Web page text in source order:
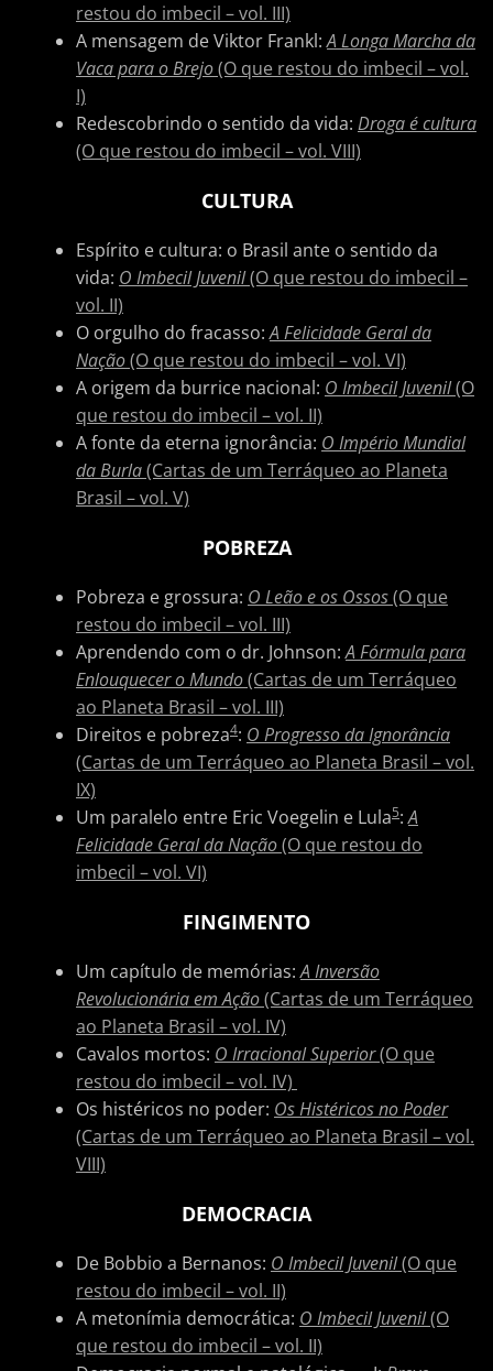
restou do imbecil – vol. III)
A mensagem de Viktor Frankl:A Longa Marcha da
Vaca para o Brejo(O que restou do imbecil – vol.
I)
Redescobrindo o sentido da vida: Droga é cultura
(O que restou do imbecil – vol. VIII)
CULTURA
Espírito e cultura: o Brasil ante o sentido da
vida: O Imbecil Juvenil(O que restou do imbecil –
vol. II)
O orgulho do fracasso:A Felicidade Geral da
Nação(O que restou do imbecil – vol. VI)
A origem da burrice nacional: O Imbecil Juvenil(O
que restou do imbecil – vol. II)
A fonte da eterna ignorância: O Império Mundial
da Burla(Cartas de um Terráqueo ao Planeta
Brasil – vol. V)
POBREZA
Pobreza e grossura: O Leão e os Ossos(O que
restou do imbecil – vol. III)
Aprendendo com o dr. Johnson:A Fórmula para
Enlouquecer o Mundo(Cartas de um Terráqueo
ao Planeta Brasil – vol. III)
Direitos e pobreza4: O Progresso da Ignorância
(Cartas de um Terráqueo ao Planeta Brasil – vol.
IX)
Um paralelo entre Eric Voegelin e Lula5:A
Felicidade Geral da Nação(O que restou do
imbecil – vol. VI)
FINGIMENTO
Um capítulo de memórias:A Inversão
Revolucionária em Ação(Cartas de um Terráqueo
ao Planeta Brasil – vol. IV)
Cavalos mortos: O Irracional Superior(O que
restou do imbecil – vol. IV)
Os histéricos no poder: Os Histéricos no Poder
(Cartas de um Terráqueo ao Planeta Brasil – vol.
VIII)
DEMOCRACIA
De Bobbio a Bernanos: O Imbecil Juvenil(O que
restou do imbecil – vol. II)
A metonímia democrática: O Imbecil Juvenil(O
que restou do imbecil – vol. II)